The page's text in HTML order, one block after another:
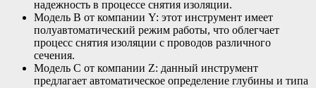
надежность в процессе снятия изоляции.
Модель B от компании Y: этот инструмент имеет
полуавтоматический режим работы, что облегчает
процесс снятия изоляции с проводов различного
сечения.
Модель C от компании Z: данный инструмент
предлагает автоматическое определение глубины и типа